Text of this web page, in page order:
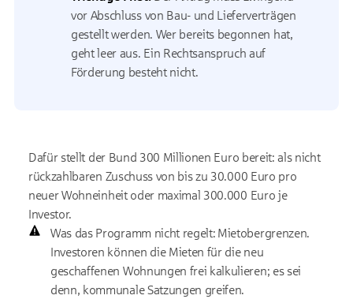
vor Abschluss von Bau- und Lieferverträgen
gestellt werden. Wer bereits begonnen hat,
geht leer aus. Ein Rechtsanspruch auf
Förderung besteht nicht.
Dafür stellt der Bund 300 Millionen Euro bereit: als nicht
rückzahlbaren Zuschuss von bis zu 30.000 Euro pro
neuer Wohneinheit oder maximal 300.000 Euro je
Investor.
Was das Programm nicht regelt: Mietobergrenzen.
Investoren können die Mieten für die neu
geschaffenen Wohnungen frei kalkulieren; es sei
denn, kommunale Satzungen greifen.